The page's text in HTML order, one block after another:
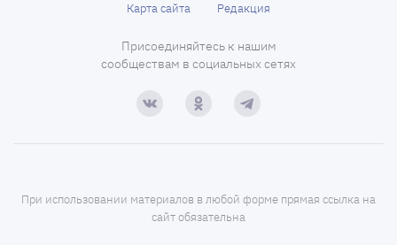
Карта сайта Редакция
Присоединяйтесь к нашим
сообществам в социальных сетях
При использовании материалов в любой форме прямая ссылка на
сайт обязательна